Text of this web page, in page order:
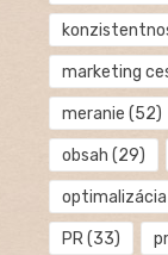
marketing
meranie (52)
obsah (29)
optimalizácia
PR(33)